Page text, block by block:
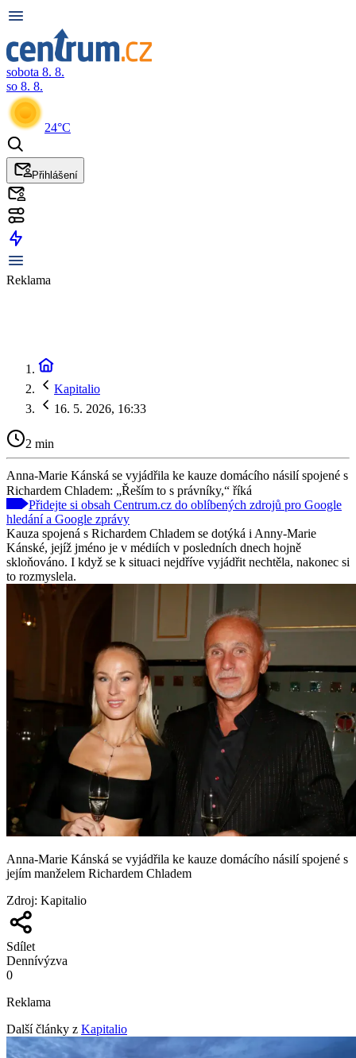
sobota 8. 8.
so 8. 8.
24°C
Přihlášení
Reklama
Kapitalio
16. 5. 2026, 16:33
2 min
Anna-Marie Kánská se vyjádřila ke kauze domácího násilí spojené s
Richardem Chladem: „Řeším to s právníky,“ říká
Přidejte si obsah Centrum.cz do oblíbených zdrojů pro Google
hledání a Google zprávy
Kauza spojená s Richardem Chladem se dotýká i Anny-Marie
Kánské, jejíž jméno je v médiích v posledních dnech hojně
skloňováno. I když se k situaci nejdříve vyjádřit nechtěla, nakonec si
to rozmyslela.
Anna-Marie Kánská se vyjádřila ke kauze domácího násilí spojené s
jejím manželem Richardem Chladem
Zdroj: Kapitalio
Sdílet
Dennívýzva
0
Reklama
Další články z Kapitalio